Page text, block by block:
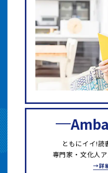
ともにイイ!読
専門家・文化人
→詳